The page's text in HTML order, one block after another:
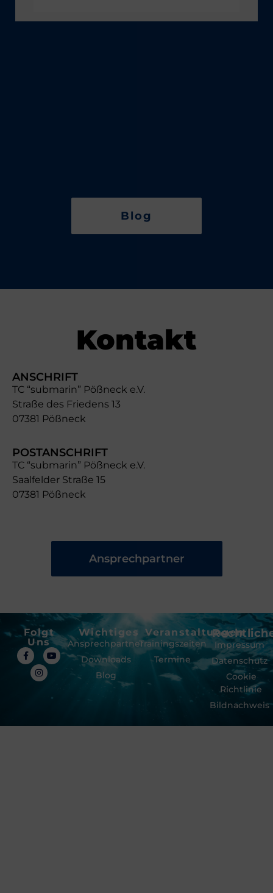
Blog
Kontakt
ANSCHRIFT
TC “submarin” Pößneck e.V.
Straße des Friedens 13
07381 Pößneck
POSTANSCHRIFT
TC “submarin” Pößneck e.V.
Saalfelder Straße 15
07381 Pößneck
Ansprechpartner
Folgt
Uns
Wichtiges
Ansprechpartner
Downloads
Blog
Veranstaltungen
Trainingszeiten
Termine
Impressum
Datenschutz
Cookie
Richtlinie
Bildnachweis